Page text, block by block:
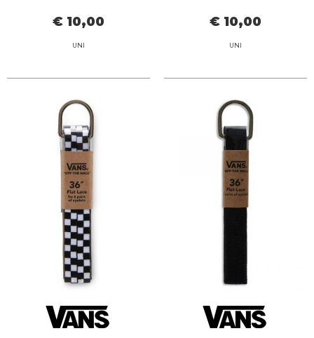
€ 10,00
UNI
€ 10,00
UNI